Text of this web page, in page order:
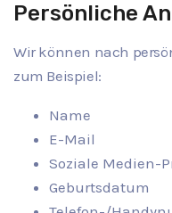
Persönliche
Wir können nach
zum Beispiel:
Name
E-Mail
Soziale Medien-
Geburtsdatum